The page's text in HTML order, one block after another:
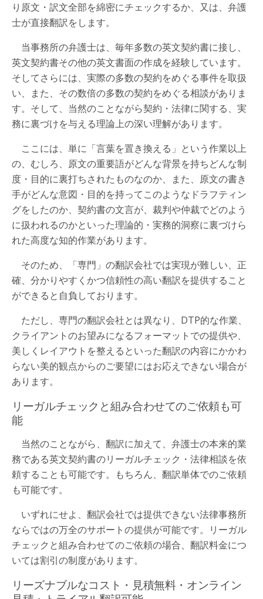
り原文・訳文全部を綿密にチェックするか、又は、弁護
士が直接翻訳をします。
当事務所の弁護士は、毎年多数の英文契約書に接し、
英文契約書その他の英文書面の作成を経験しています。
そしてさらには、実際の多数の契約をめぐる事件を取扱
い、また、その数倍の多数の契約をめぐる相談がありま
す。そして、当然のことながら契約・法律に関する、実
務に裏づけを与える理論上の深い理解があります。
ここには、単に「言葉を置き換える」という作業以上
の、むしろ、原文の重要語がどんな背景を持ちどんな制
度・目的に裏打ちされたものなのか、また、原文の書き
手がどんな意図・目的を持ってこのようなドラフティン
グをしたのか、契約書の文言が、裁判や仲裁でどのよう
に扱われるのかといった理論的・実務的洞察に裏づけら
れた高度な知的作業があります。
そのため、「専門」の翻訳会社では実現が難しい、正
確、分かりやすくかつ信頼性の高い翻訳を提供すること
ができると自負しております。
ただし、専門の翻訳会社とは異なり、DTP的な作業、
クライアントのお望みになるフォーマットでの提供や、
美しくレイアウトを整えるといった翻訳の内容にかかわ
らない美的観点からのご要望にはお応えできない場合が
あります。
リーガルチェックと組み合わせてのご依頼も可
能
当然のことながら、翻訳に加えて、弁護士の本来的業
務である英文契約書のリーガルチェック・法律相談を依
頼することも可能です。もちろん、翻訳単体でのご依頼
も可能です。
いずれにせよ、翻訳会社では提供できない法律事務所
ならではの万全のサポートの提供が可能です。リーガル
チェックと組み合わせてのご依頼の場合、翻訳料金につ
いては割引の制度があります。
リーズナブルなコスト・見積無料・オンライン